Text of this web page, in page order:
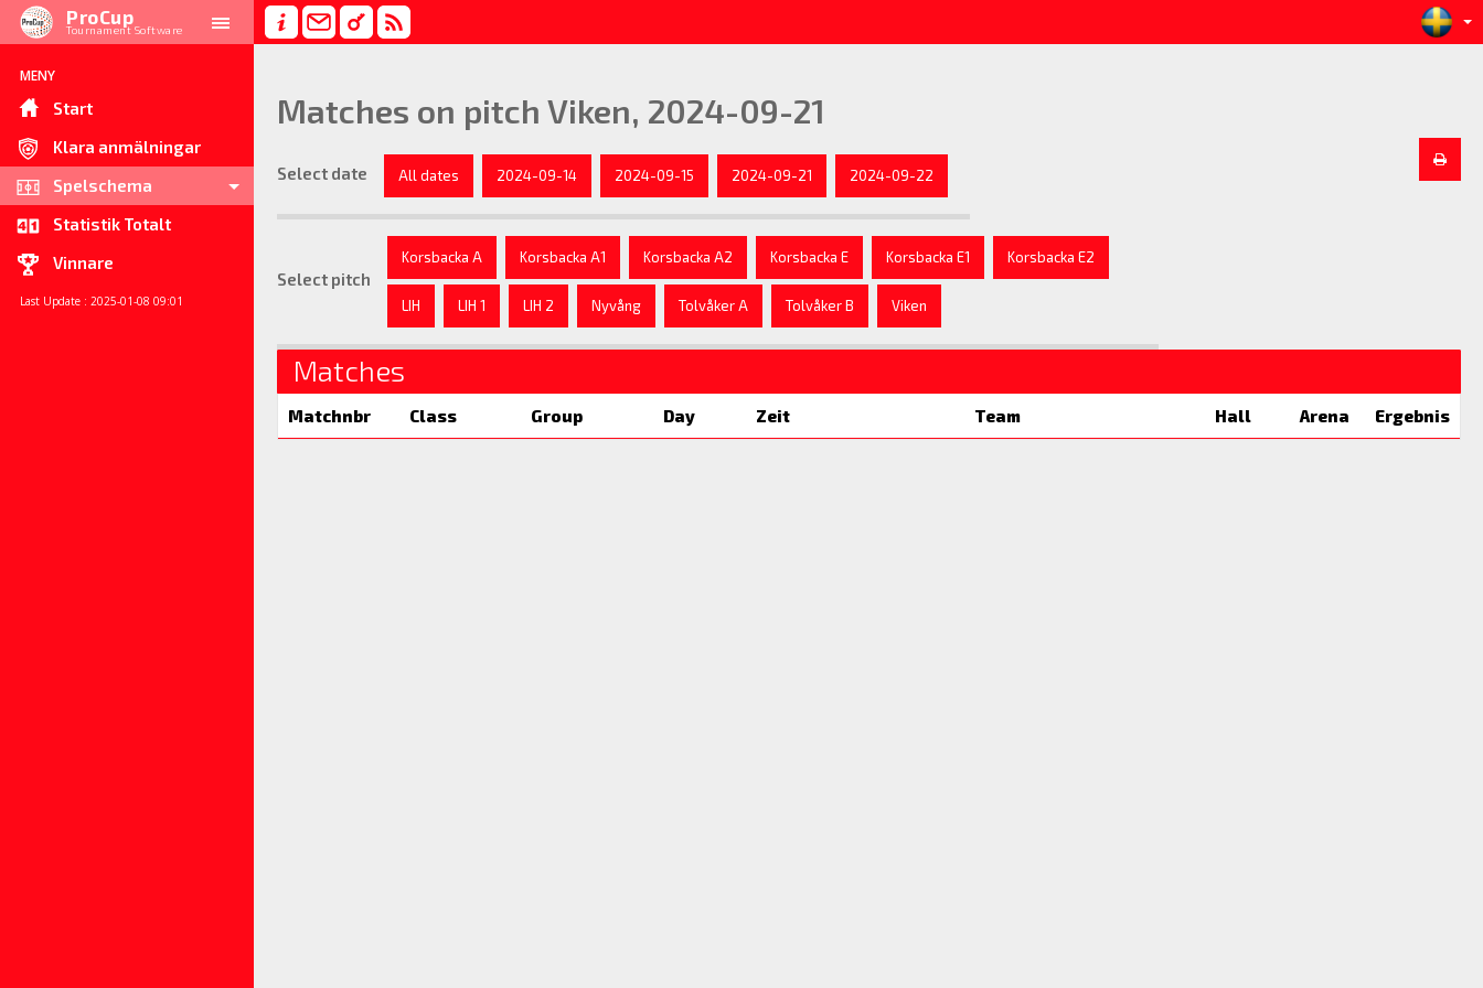
ProCup
Tournament Software
MENY
Start
Klara anmälningar
Spelschema
Statistik Totalt
Vinnare
Last Update : 2025-01-08 09:01
Matches on pitch Viken, 2024-09-21
Select date All dates 2024-09-14 2024-09-15 2024-09-21 2024-09-22
Select pitch
Korsbacka A Korsbacka A1 Korsbacka A2 Korsbacka E Korsbacka E1 Korsbacka E2
LIH LIH 1 LIH 2 Nyvång Tolvåker A Tolvåker B Viken
Matches
Matchnbr Class Group Day Zeit Team Hall Arena Ergebnis